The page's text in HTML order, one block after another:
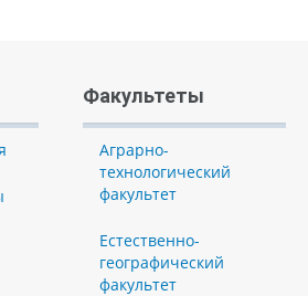
Факультеты
Аграрно-
технологический
факультет
Естественно-
географический
факультет